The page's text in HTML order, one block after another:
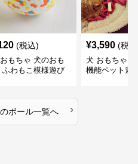
(税込)
もちゃ 犬のおも
ふわもこ模様遊び
¥3,590 (税
犬 おもちゃ
機能ペット遊
のボール一覧へ ›